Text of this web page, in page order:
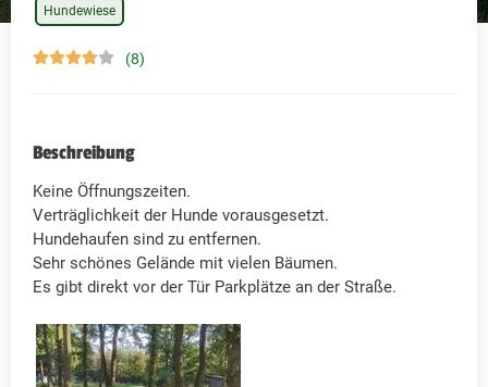
(8)
Hundewiese
Beschreibung
Keine Öffnungszeiten.
Verträglichkeit der Hunde vorausgesetzt.
Hundehaufen sind zu entfernen.
Sehr schönes Gelände mit vielen Bäumen.
Es gibt direkt vor der Tür Parkplätze an der Straße.